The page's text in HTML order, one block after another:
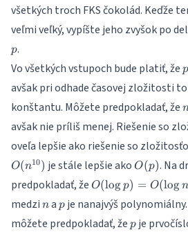
všetkých troch FKS čokolád. Keďže
veľmi veľký, vypíšte jeho zvyšok po
p.
Vo všetkých vstupoch bude platiť, že p
avšak pri odhade časovej zložitosti
konštantu. Môžete predpokladať, že n
avšak nie príliš menej. Riešenie so
oveľa lepšie ako riešenie so
O(n10) je stále lepšie akoO(p)
O(p). Na
predpokladať, že O(\log
p) =
O(\log
n)
O(log p) = O(log n
medzi n
na p
p je nanajvýš
môžete predpokladať, že p
p je